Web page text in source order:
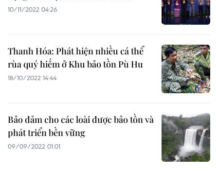
10/11/2022 04:26
Thanh Hóa: Phát hiện nhiều cá thể
rùa quý hiếm ở Khu bảo tồn Pù Hu
18/10/2022 14:44
Bảo đảm cho các loài được bảo tồn và
phát triển bền vững
09/09/2022 01:01